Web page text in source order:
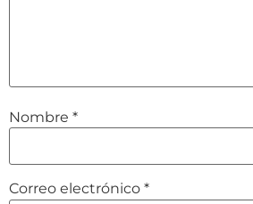
Nombre *
Correo electrónico *